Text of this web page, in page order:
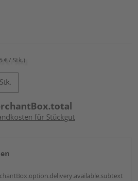
€ / Stk.)
Stk.
für Stückgut